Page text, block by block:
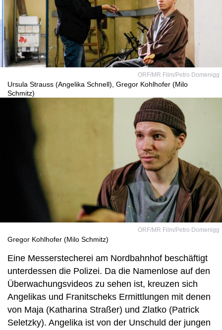
ORF/MR Film/Petro Domenigg
Ursula Strauss (Angelika Schnell), Gregor Kohlhofer (Milo
Schmitz)
ORF/MR Film/Petro Domenigg
Gregor Kohlhofer (Milo Schmitz)
Eine Messerstecherei am Nordbahnhof beschäftigt
unterdessen die Polizei. Da die Namenlose auf den
Überwachungsvideos zu sehen ist, kreuzen sich
Angelikas und Franitscheks Ermittlungen mit denen
von Maja (Katharina Straßer) und Zlatko (Patrick
Seletzky). Angelika ist von der Unschuld der jungen